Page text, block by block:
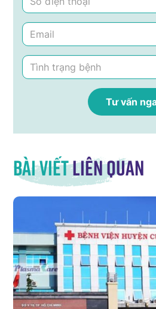
Bài viếtliên quan